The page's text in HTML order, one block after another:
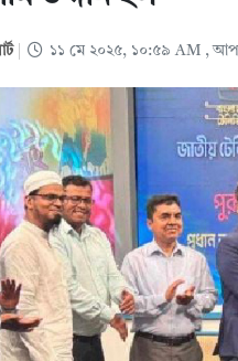
১১ মে ২০২৫, ১০:৫৯ AM ,